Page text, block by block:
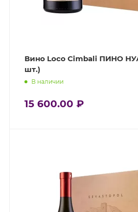
Вино Loco Cimbali ПИНО
шт.)
В наличии
15 600.00 ₽